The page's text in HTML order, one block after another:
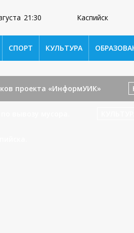
21:30 Каспийск
СПОРТ КУЛЬТУРА
проекта «ИнформУИК»